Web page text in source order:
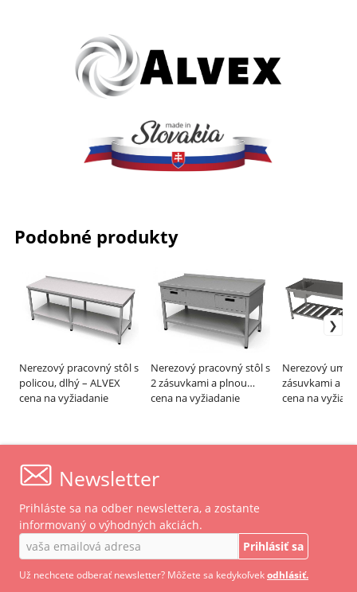
Podobné produkty
Nerezový pracovný stôl s
policou, dlhý – ALVEX
cena na vyžiadanie
Nerezový pracovný stôl s
2 zásuvkami a plnou
policou – ALVEX
cena na vyžiadanie
Nerezový
zásuvkami a
policou, dlhý –
cena na
Newsletter
Prihláste sa na odber newslettera, a zostante
informovaný o výhodných akciách.
Prihlásiť sa
Už nechcete odberať newsletter? Môžete sa kedykoľvekodhlásiť.